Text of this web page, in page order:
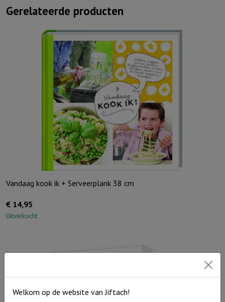
Gerelateerde producten
Vandaag kook ik + Serveerplank 38 cm
€ 14,95
Uitverkocht
Welkom op de website van Jiftach!